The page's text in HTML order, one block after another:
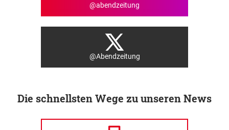
@abendzeitung
@Abendzeitung
Die schnellsten Wege zu unseren News